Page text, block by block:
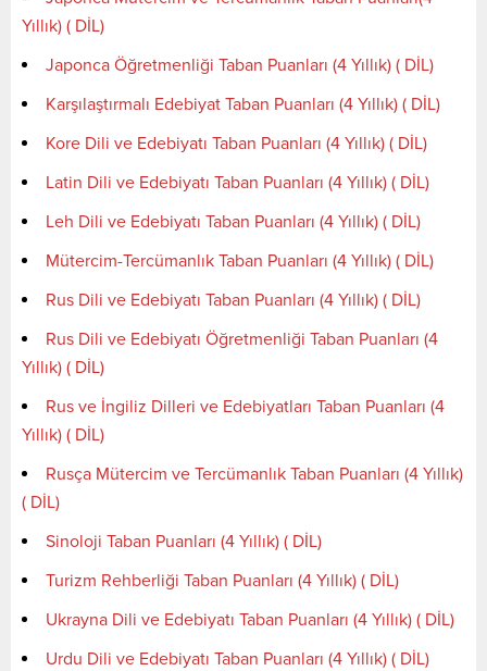
Yıllık) ( DİL)
Japonca Öğretmenliği Taban Puanları (4 Yıllık) ( DİL)
Karşılaştırmalı Edebiyat Taban Puanları (4 Yıllık) ( DİL)
Kore Dili ve Edebiyatı Taban Puanları (4 Yıllık) ( DİL)
Latin Dili ve Edebiyatı Taban Puanları (4 Yıllık) ( DİL)
Leh Dili ve Edebiyatı Taban Puanları (4 Yıllık) ( DİL)
Mütercim-Tercümanlık Taban Puanları (4 Yıllık) ( DİL)
Rus Dili ve Edebiyatı Taban Puanları (4 Yıllık) ( DİL)
Rus Dili ve Edebiyatı Öğretmenliği Taban Puanları (4
Yıllık) ( DİL)
Rus ve İngiliz Dilleri ve Edebiyatları Taban Puanları (4
Yıllık) ( DİL)
Rusça Mütercim ve Tercümanlık Taban Puanları (4 Yıllık)
( DİL)
Sinoloji Taban Puanları (4 Yıllık) ( DİL)
Turizm Rehberliği Taban Puanları (4 Yıllık) ( DİL)
Ukrayna Dili ve Edebiyatı Taban Puanları (4 Yıllık) ( DİL)
Urdu Dili ve Edebiyatı Taban Puanları (4 Yıllık) ( DİL)